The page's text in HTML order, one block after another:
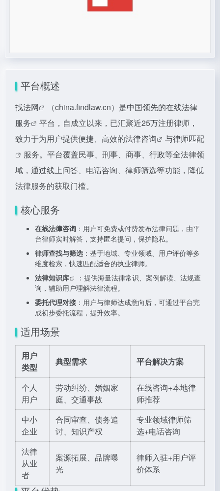
平台概述
找法网 （china.findlaw.cn）是中国领先的在线法律
服务
平台，自成立以来，已汇聚近25万注册律师，
致力于为用户提供便捷、高效的法律咨询 与律师匹配
服务。平台覆盖民事、刑事、商事、行政等全法律领
域，通过线上问答、电话咨询、律师筛选等功能，降低
法律服务的获取门槛。
核心服务
在线法律咨询 ：用户可免费或付费发布法律问题，由平
台律师实时解答，支持匿名提问，保护隐私。
律师查找与筛选：基于地域、专业领域、用户评价等多
维度检索，快速匹配适合的执业律师。
法律知识库
：提供海量法律常识、案例解读、法规查
询，辅助用户理解法律流程。
委托代理对接 ：用户与律师达成意向后，可通过平台完
成初步委托流程，提升效率。
适用场景
用户
类型
典型需求 平台解决方案
个人
用户
劳动纠纷、婚姻家
庭、交通事故
在线咨询+本地律
师推荐
中小
企业
合同审查、债务追
讨、知识产权
专业领域律师筛
选+电话咨询
法律
从业
者
案源拓展、品牌曝
光
律师入驻+用户评
价体系